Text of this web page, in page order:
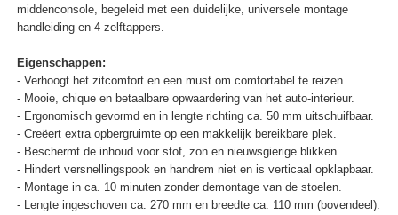
middenconsole, begeleid met een duidelijke, universele montage
handleiding en 4 zelftappers.
Eigenschappen:
- Verhoogt het zitcomfort en een must om comfortabel te reizen.
- Mooie, chique en betaalbare opwaardering van het auto-interieur.
- Ergonomisch gevormd en in lengte richting ca. 50 mm uitschuifbaar.
- Creëert extra opbergruimte op een makkelijk bereikbare plek.
- Beschermt de inhoud voor stof, zon en nieuwsgierige blikken.
- Hindert versnellingspook en handrem niet en is verticaal opklapbaar.
- Montage in ca. 10 minuten zonder demontage van de stoelen.
- Lengte ingeschoven ca. 270 mm en breedte ca. 110 mm (bovendeel).